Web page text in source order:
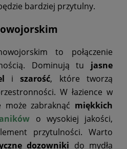
bardziej przytulny.
to połączenie
Dominują tu jasne
iszarość, które tworzą
W łazience w
zabraknąć miękkich
o wysokiej jakości,
przytulności. Warto
dozowniki do mydła